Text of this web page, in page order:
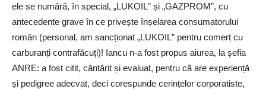
ele se numără, în special, „LUKOIL” și „GAZPROM”, cu
antecedente grave în ce privește înșelarea consumatorului
român (personal, am sancționat „LUKOIL” pentru comerț cu
carburanți contrafăcuți)! Iancu n-a fost propus aiurea, la șefia
ANRE: a fost citit, cântărit și evaluat, pentru că are experiență
și pedigree adecvat, deci corespunde cerințelor corporatiste,